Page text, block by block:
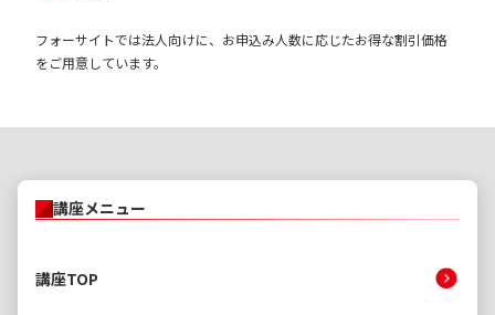
フォーサイトでは法人向けに、お申込み人数に応じたお得な割引価格
をご用意しています。
講座メニュー
講座TOP